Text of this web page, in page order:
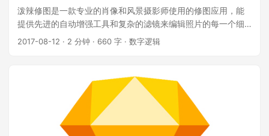
泼辣修图是一款专业的肖像和风景摄影师使用的修图应用，能
提供先进的自动增强工具和复杂的滤镜来编辑照片的每一个细
节。它虽然体积很小，但是功能却不含糊，细节方面做得非常
2017-08-12 · 2 分钟 · 660 字 · 数字逻辑